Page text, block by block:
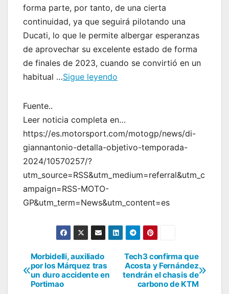
forma parte, por tanto, de una cierta
continuidad, ya que seguirá pilotando una
Ducati, lo que le permite albergar esperanzas
de aprovechar su excelente estado de forma
de finales de 2023, cuando se convirtió en un
habitual …Sigue leyendo
Fuente..
Leer noticia completa en…
https://es.motorsport.com/motogp/news/di-
giannantonio-detalla-objetivo-temporada-
2024/10570257/?
utm_source=RSS&utm_medium=referral&utm_c
ampaign=RSS-MOTO-
GP&utm_term=News&utm_content=es
Navegación
de
Tech3 confirma que
Acosta y Fernández
tendrán el chasis de
carbono de KTM
Morbidelli, auxiliado
por los Márquez tras
un duro accidente en
Portimao